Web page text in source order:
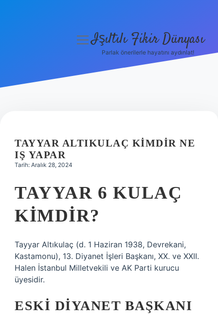
menüyüIşıltılı Fikir Dünyası
Parlak önerilerle hayatını aydınlat!
TAYYAR ALTIKULAÇ KIMDIR NE
IŞ YAPAR
Tarih: Aralık 28, 2024
TAYYAR 6 KULAÇ
KIMDIR?
Tayyar Altıkulaç (d. 1 Haziran 1938, Devrekani,
Kastamonu), 13. Diyanet İşleri Başkanı, XX. ve XXII.
Halen İstanbul Milletvekili ve AK Parti kurucu
üyesidir.
ESKI DIYANET BAŞKANI